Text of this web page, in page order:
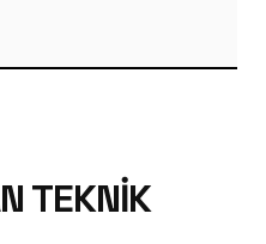
TEKNIK